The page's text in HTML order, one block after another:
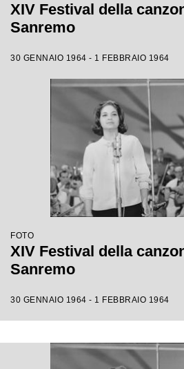
XIV Festival della
Sanremo
30 GENNAIO 1964 - 1 FEBBRAIO 1964
FOTO
XIV Festival della
Sanremo
30 GENNAIO 1964 - 1 FEBBRAIO 1964